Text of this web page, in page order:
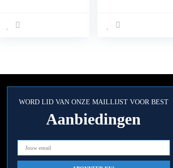
vijverbroek,
Geschikt Voor
pcs)
WORD LID VAN ONZE MAILLIJST VOOR BEST
Aanbiedingen